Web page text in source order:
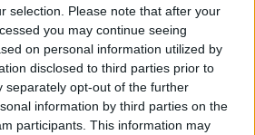
selection. Please note that after your
you may continue seeing
on personal information utilized by
disclosed to third parties prior to
separately opt-out of the further
information by third parties on the
participants. This information may